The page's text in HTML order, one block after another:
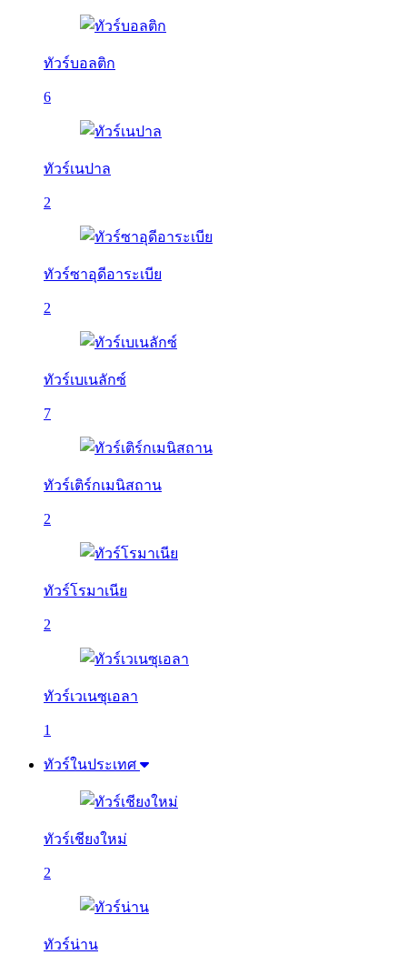
ทัวร์บอลติก
6
ทัวร์เนปาล
2
ทัวร์ซาอุดีอาระเบีย
2
ทัวร์เบเนลักซ์
7
ทัวร์เติร์กเมนิสถาน
2
ทัวร์โรมาเนีย
2
ทัวร์เวเนซุเอลา
1
ทัวร์ในประเทศ
ทัวร์เชียงใหม่
2
ทัวร์น่าน